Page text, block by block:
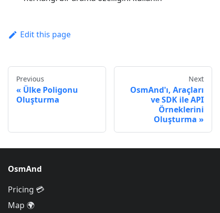
Edit this page
Previous
Ülke Poligonu
Oluşturma
Next
OsmAnd'ı, Araçları
ve SDK ile API
Örneklerini
Oluşturma
OsmAnd
Pricing 💳
Map 🌍